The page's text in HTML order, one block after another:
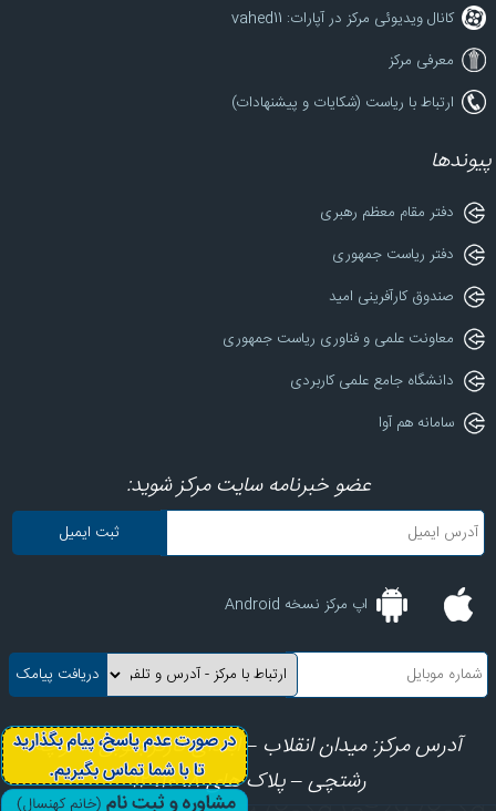
کانال ویدیوئی مرکز در آپارات: vahed11
معرفی مرکز
ارتباط با ریاست (شکایات و پیشنهادات)
پیوندها
دفتر مقام معظم رهبری
دفتر ریاست جمهوری
صندوق کارآفرینی امید
معاونت علمی و فناوری ریاست جمهوری
دانشگاه جامع علمی کاربردی
سامانه هم آوا
عضو خبرنامه سایت مرکز شوید:
اپ مرکز نسخه Android
آدرس مرکز: میدان انقلاب – ابتدای کارگرجنوبی – کوچه
رشتچی – پلاک های 8، 10، 12